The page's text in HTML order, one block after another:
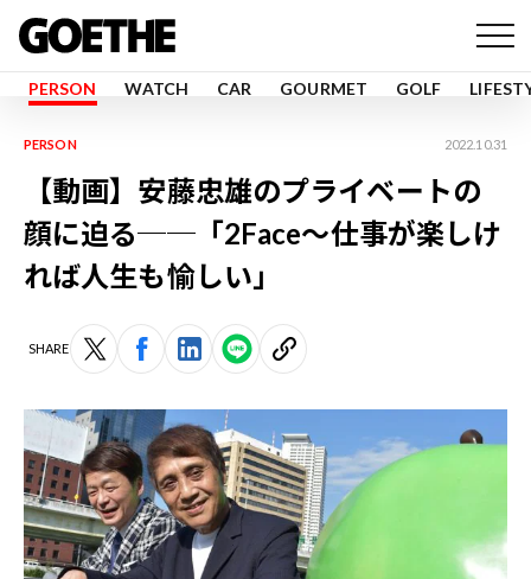
PERSON WATCH CAR GOURMET GOLF
PERSON 2022.10.31
【動画】安藤忠雄のプライベートの
顔に迫る──「2Face〜仕事が楽しけ
れば人生も愉しい」
SHARE